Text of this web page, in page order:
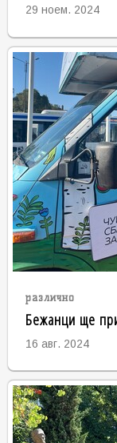
29 ноем. 2024
различно
Бежанци ще
16 авг. 2024